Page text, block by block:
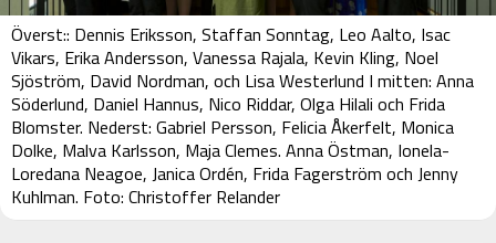
Överst:: Dennis Eriksson, Staffan Sonntag, Leo Aalto, Isac
Vikars, Erika Andersson, Vanessa Rajala, Kevin Kling, Noel
Sjöström, David Nordman, och Lisa Westerlund I mitten: Anna
Söderlund, Daniel Hannus, Nico Riddar, Olga Hilali och Frida
Blomster. Nederst: Gabriel Persson, Felicia Åkerfelt, Monica
Dolke, Malva Karlsson, Maja Clemes. Anna Östman, Ionela-
Loredana Neagoe, Janica Ordén, Frida Fagerström och Jenny
Kuhlman. Foto: Christoffer Relander